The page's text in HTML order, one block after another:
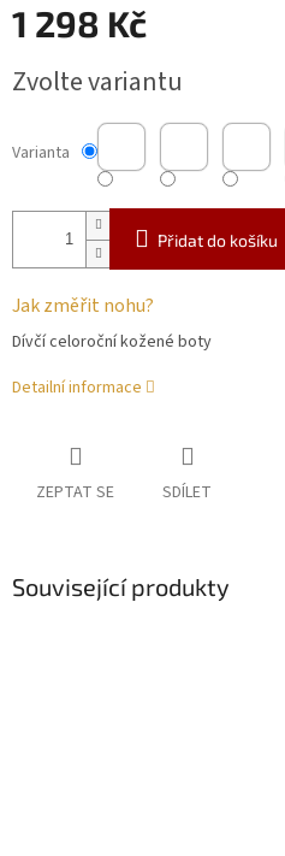
1 298 Kč
cena:
Zvolte variantu
Varianta
Přidat do košíku
Jak změřit nohu?
Dívčí celoroční kožené boty
Detailní informace
ZEPTAT SE SDÍLET
Související produkty